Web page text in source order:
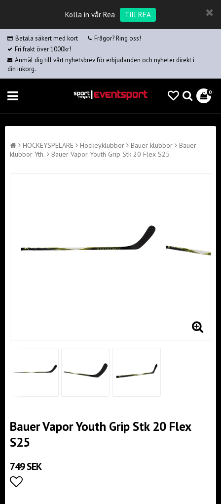
Kolla in vår Rea Till REA
Betala säkert med kort
Frågor? Ring oss!
Fri frakt över 1000kr!
Anmäl dig till vårt nyhetsbrev för erbjudanden och nyheter direkt i
din inkorg.
0
HOCKEYSPELARE Hockeyklubbor Bauer klubbor
Bauer
klubbor Yth.
Bauer Vapor Youth Grip Stk 20 Flex S25
Bauer Vapor Youth Grip Stk 20 Flex
S25
749 SEK